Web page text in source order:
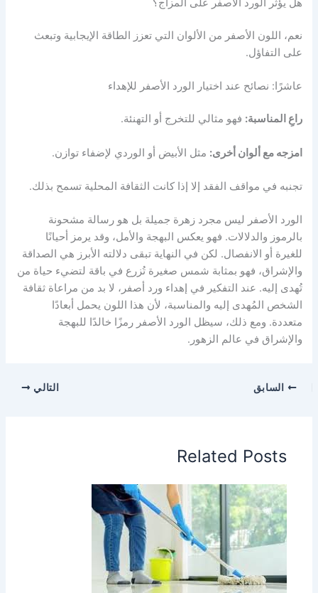
هل يؤثر الورد الأصفر على المزاج؟
نعم، اللون الأصفر من الألوان التي تعزز الطاقة الإيجابية وتبعث
على التفاؤل.
عاشرًا: نصائح عند اختيار الورد الأصفر للإهداء
راعِ المناسبة: فهو مثالي للتخرج أو التهنئة.
امزجه مع ألوان أخرى: مثل الأبيض أو الوردي لإضفاء توازن.
تجنبه في مواقف الفقد إلا إذا كانت الثقافة المحلية تسمح بذلك.
الورد الأصفر ليس مجرد زهرة جميلة بل هو رسالة مشحونة
بالرموز والدلالات. فهو يعكس البهجة والأمل، وقد يرمز أحيانًا
للغيرة أو الانفصال. لكن في النهاية تبقى دلالته الأبرز هي الصداقة
والإشراق، فهو بمثابة شمس صغيرة تُزرع في باقة لتضيء حياة من
تُهدى إليه. عند التفكير في إهداء ورد أصفر، لا بد من مراعاة ثقافة
الشخص المُهدى إليه والمناسبة، لأن هذا اللون يحمل أبعادًا
متعددة. ومع ذلك، سيظل الورد الأصفر رمزًا خالدًا للبهجة
والإشراق في عالم الزهور.
السابق التالي
Related Posts